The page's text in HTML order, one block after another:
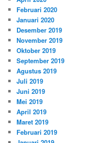
Februari 2020
Januari 2020
Desember 2019
November 2019
Oktober 2019
September 2019
Agustus 2019
Juli 2019
Juni 2019
Mei 2019
April 2019
Maret 2019
Februari 2019